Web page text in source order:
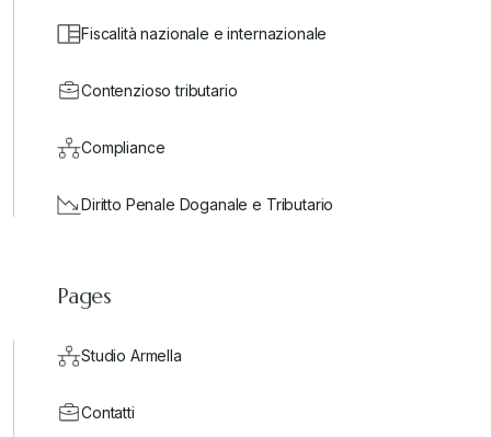
Fiscalità nazionale e internazionale
Contenzioso tributario
Compliance
Diritto Penale Doganale e Tributario
Pages
Studio Armella
Contatti